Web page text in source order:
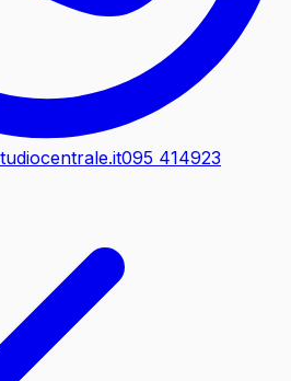
095 414923